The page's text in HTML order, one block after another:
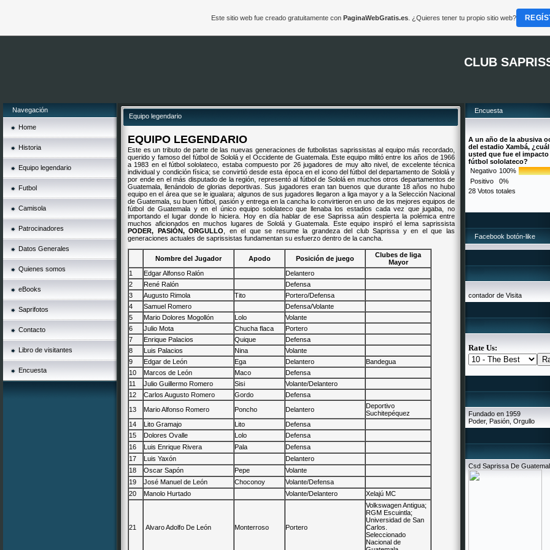
CLUB
Navegación
Home
Historia
Equipo legendario
Futbol
Camisola
Patrocinadores
Datos Generales
Quienes somos
eBooks
Saprifotos
Contacto
Libro de visitantes
Encuesta
Equipo legendario
EQUIPO LEGENDARIO
Este es un tributo de parte de las nuevas generaciones de futbolistas saprissistas al equipo más recordado,
querido y famoso del fútbol de Sololá y el Occidente de Guatemala. Este equipo militó entre los años de 1966
a 1983 en el fútbol sololateco, estaba compuesto por 26 jugadores de muy alto nivel, de excelente técnica
individual y condición física; se convirtió desde esta época en el icono del fútbol del departamento de Sololá y
por ende en el más disputado de la región, representó al fútbol de Sololá en muchos otros departamentos de
Guatemala, llenándolo de glorias deportivas. Sus jugadores eran tan buenos que durante 18 años no hubo
equipo en el área que se le igualara; algunos de sus jugadores llegaron a liga mayor y a la Selección Nacional
de Guatemala, su buen fútbol, pasión y entrega en la cancha lo convirtieron en uno de los mejores equipos de
fútbol de Guatemala y en el único equipo sololateco que llenaba los estadios cada vez que jugaba, no
importando el lugar donde lo hiciera. Hoy en día hablar de ese Saprissa aún despierta la polémica entre
muchos aficionados en muchos lugares de Sololá y Guatemala. Este equipo inspiró el lema saprissista
PODER, PASIÓN, ORGULLO , en el que se resume la grandeza del club Saprissa y en el que las
generaciones actuales de saprissistas fundamentan su esfuerzo dentro de la cancha.
Nombre del Jugador Apodo Posición de juego
Clubes de liga
Mayor
1
Edgar Alfonso Ralón
Delantero
2
René Ralón
Defensa
3
Augusto Rimola Tito
Portero/Defensa
4
Samuel Romero
Defensa/Volante
5
Mario Dolores Mogollón Lolo
Volante
6
Julio Mota Chucha flaca
Portero
7
Enrique Palacios Quique
Defensa
8
Luis Palacios Nina
Volante
9
Edgar de León Ega Delantero
Bandegua
10
Marcos de León Maco
Defensa
11
Julio Guillermo Romero Sisi
Volante/Delantero
12
Carlos Augusto Romero Gordo
Defensa
13
Mario Alfonso Romero Poncho Delantero
Deportivo
Suchitepéquez
14
Lito Gramajo Lito
Defensa
15
Dolores Ovalle Lolo
Defensa
16
Luis Enrique Rivera Pala
Defensa
17
Luis Yaxón
Delantero
18
Oscar Sapón Pepe
Volante
19
José Manuel de León Choconoy
Volante/Defensa
20
Manolo Hurtado Volante/Delantero Xelajú MC
21 Alvaro Adolfo De León Monterroso Portero
Volkswagen Antigua;
RGM Escuintla;
Universidad de San
Carlos.
Seleccionado
Nacional de
Encuesta
A un año de la abusiva
del estadio Xambá,
usted que fue el impacto
fútbol sololateco?
Negativo 100%
Positivo
0%
28 Votos totales
Facebook botón-like
contador de Visita
Rate Us:
Fundado en 1959
Poder, Pasión, Orgullo
Csd Saprissa De
Este sitio web fue creado gratuitamente con PaginaWebGratis.es. ¿Quieres tener tu propio sitio web?